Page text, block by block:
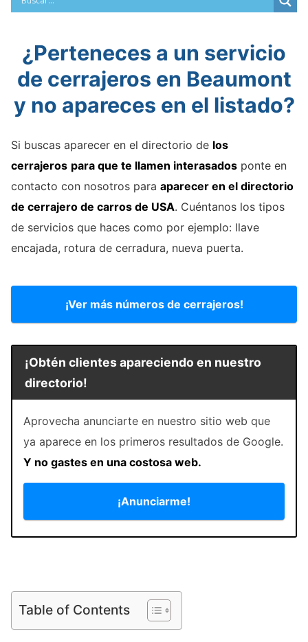
¿Perteneces a un servicio
de cerrajeros en Beaumont
y no apareces en el listado?
Si buscas aparecer en el directorio de los
cerrajeros para que te llamen interasados ponte en
contacto con nosotros para aparecer en el directorio
de cerrajero de carros de USA. Cuéntanos los tipos
de servicios que haces como por ejemplo: llave
encajada, rotura de cerradura, nueva puerta.
¡Ver más números de cerrajeros!
¡Obtén clientes apareciendo en nuestro
directorio!
Aprovecha anunciarte en nuestro sitio web que
ya aparece en los primeros resultados de Google.
Y no gastes en una costosa web.
¡Anunciarme!
Table of Contents